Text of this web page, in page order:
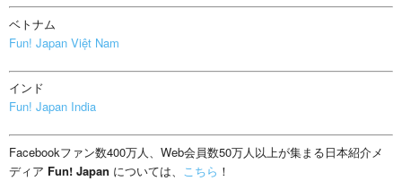
ベトナム
Fun! Japan Việt Nam
インド
Fun! Japan India
Facebookファン数400万人、Web会員数50万人以上が集まる日本紹介メ
ディア Fun! Japan については、 こちら ！